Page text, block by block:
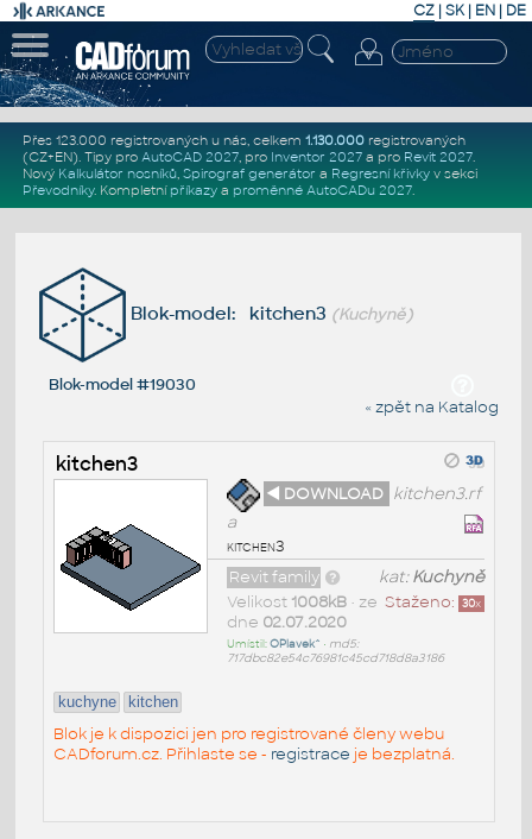
CZ | SK| EN | DE
Přes 123.000 registrovaných u nás, celkem 1.130.000registrovaných
(CZ+EN). Tipy pro AutoCAD 2027, pro Inventor 2027a pro Revit 2027.
Nový Kalkulátor nosníků, Spirograf generátor a Regresní křivkyv sekci
Převodníky. Kompletní příkazya proměnné AutoCADu 2027.
Blok-model: kitchen3 (Kuchyně)
Blok-model #19030
« zpět na Katalog
kitchen3
◄ DOWNLOAD kitchen3.rf
a
kitchen3
kat:Kuchyně
Revit family
Staženo: 30x
Velikost 1008kB• ze
dne 02.07.2020
Umístil:OPlavek^ • md5:
717dbc82e54c76981c45cd718d8a3186
kuchyne kitchen
Blok je k dispozici jen pro registrované členy webu
CADforum.cz. Přihlaste se - registrace je bezplatná.